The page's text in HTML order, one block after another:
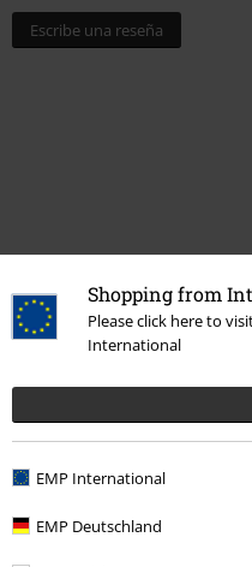
Shopping from
Please click here to
International
EMP International
EMP Deutschland
Escribe una reseña
Última visita